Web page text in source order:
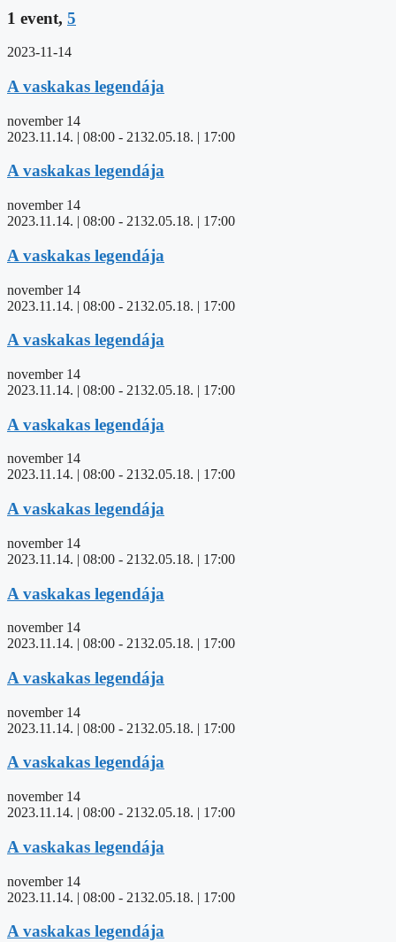
1 event, 5
2023-11-14
A vaskakas legendája
november 14
2023.11.14. | 08:00 - 2132.05.18. | 17:00
A vaskakas legendája
november 14
2023.11.14. | 08:00 - 2132.05.18. | 17:00
A vaskakas legendája
november 14
2023.11.14. | 08:00 - 2132.05.18. | 17:00
A vaskakas legendája
november 14
2023.11.14. | 08:00 - 2132.05.18. | 17:00
A vaskakas legendája
november 14
2023.11.14. | 08:00 - 2132.05.18. | 17:00
A vaskakas legendája
november 14
2023.11.14. | 08:00 - 2132.05.18. | 17:00
A vaskakas legendája
november 14
2023.11.14. | 08:00 - 2132.05.18. | 17:00
A vaskakas legendája
november 14
2023.11.14. | 08:00 - 2132.05.18. | 17:00
A vaskakas legendája
november 14
2023.11.14. | 08:00 - 2132.05.18. | 17:00
A vaskakas legendája
november 14
2023.11.14. | 08:00 - 2132.05.18. | 17:00
A vaskakas legendája